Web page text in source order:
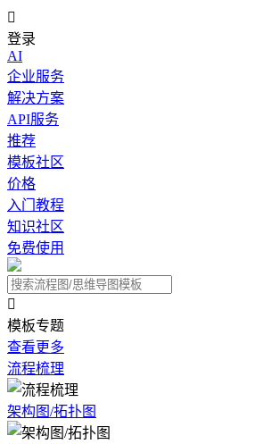

登录
AI
企业服务
解决方案
API服务
推荐
模板社区
价格
入门教程
知识社区
免费使用

模板专题
查看更多
流程梳理
架构图/拓扑图